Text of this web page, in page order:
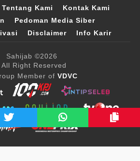
Tentang Kami
Kontak Kami
Pedoman Media Siber
Disclaimer Info Karir
Sahijab ©2026
All Right Reserved
Member of VDVC